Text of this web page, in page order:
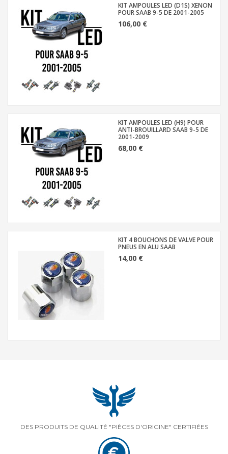
KIT AMPOULES LED (D1S) XENON
POUR SAAB 9-5 DE 2001-2005
106,00 €
KIT AMPOULES LED (H9) POUR
ANTI-BROUILLARD SAAB 9-5 DE
2001-2009
68,00 €
KIT 4 BOUCHONS DE VALVE POUR
PNEUS EN ALU SAAB
14,00 €
DES PRODUITS DE QUALITÉ "PIÈCES D'ORIGINE" CERTIFIÉES